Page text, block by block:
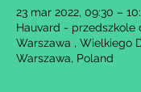
23 mar 2022, 09:30 –
Hauvard - przedszkole
Warszawa , Wielkiego
Warszawa, Poland